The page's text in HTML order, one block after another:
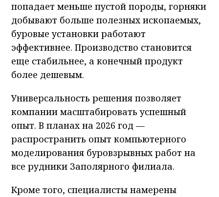
попадает меньше пустой породы, горняки
добывают больше полезных ископаемых,
буровые установки работают
эффективнее. Производство становится
еще стабильнее, а конечный продукт
более дешевым.
Универсальность решения позволяет
компании масштабировать успешный
опыт. В планах на 2026 год —
распространить опыт компьютерного
моделирования буровзрывных работ на
все рудники Заполярного филиала.
Кроме того, специалисты намерены